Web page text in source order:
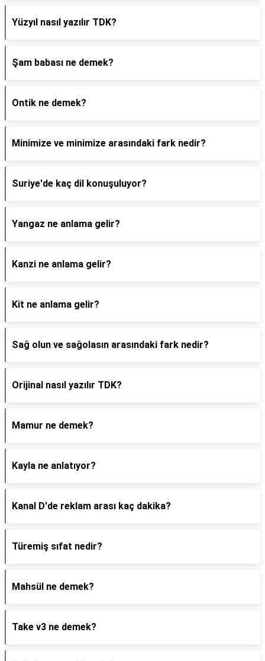
Yüzyıl nasıl yazılır TDK?
Şam babası ne demek?
Ontik ne demek?
Minimize ve minimize arasındaki fark nedir?
Suriye'de kaç dil konuşuluyor?
Yangaz ne anlama gelir?
Kanzi ne anlama gelir?
Kit ne anlama gelir?
Sağ olun ve sağolasın arasındaki fark nedir?
Orijinal nasıl yazılır TDK?
Mamur ne demek?
Kayla ne anlatıyor?
Kanal D'de reklam arası kaç dakika?
Türemiş sıfat nedir?
Mahsül ne demek?
Take v3 ne demek?